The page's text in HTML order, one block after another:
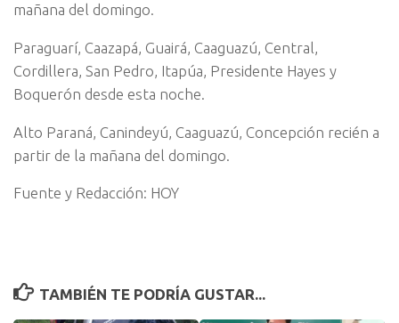
mañana del domingo.
Paraguarí, Caazapá, Guairá, Caaguazú, Central,
Cordillera, San Pedro, Itapúa, Presidente Hayes y
Boquerón desde esta noche.
Alto Paraná, Canindeyú, Caaguazú, Concepción recién a
partir de la mañana del domingo.
Fuente y Redacción: HOY
TAMBIÉN TE PODRÍA GUSTAR...